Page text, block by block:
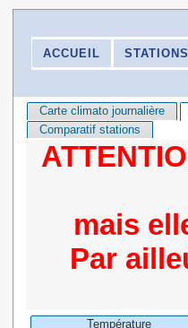
ACCUEIL STATIONS
Carte climato journalière
Comparatif stations